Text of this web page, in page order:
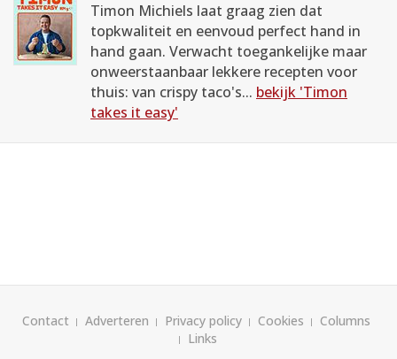
Timon Michiels laat graag zien dat
topkwaliteit en eenvoud perfect hand in
hand gaan. Verwacht toegankelijke maar
onweerstaanbaar lekkere recepten voor
thuis: van crispy taco's... bekijk 'Timon
takes it easy'
Contact Adverteren Privacy policy Cookies
Columns
Links